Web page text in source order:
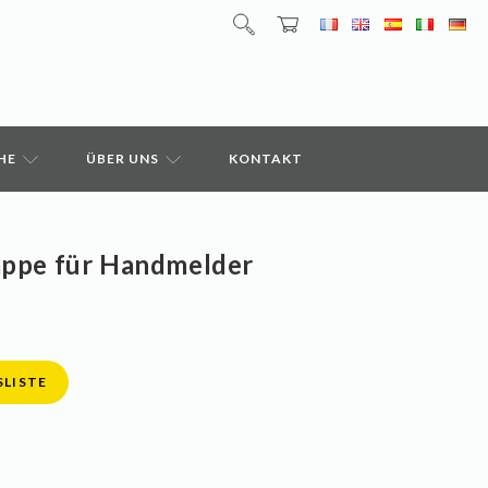
ÜBER UNS KONTAKT
für Handmelder